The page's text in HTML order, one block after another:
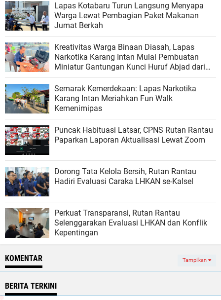
Lapas Kotabaru Turun Langsung Menyapa
Warga Lewat Pembagian Paket Makanan
Jumat Berkah
Kreativitas Warga Binaan Diasah, Lapas
Narkotika Karang Intan Mulai Pembuatan
Miniatur Gantungan Kunci Huruf Abjad dari
Bambu
Semarak Kemerdekaan: Lapas Narkotika
Karang Intan Meriahkan Fun Walk
Kemenimipas
Puncak Habituasi Latsar, CPNS Rutan Rantau
Paparkan Laporan Aktualisasi Lewat Zoom
Dorong Tata Kelola Bersih, Rutan Rantau
Hadiri Evaluasi Caraka LHKAN se-Kalsel
Perkuat Transparansi, Rutan Rantau
Selenggarakan Evaluasi LHKAN dan Konflik
Kepentingan
KOMENTAR Tampilkan
BERITA TERKINI